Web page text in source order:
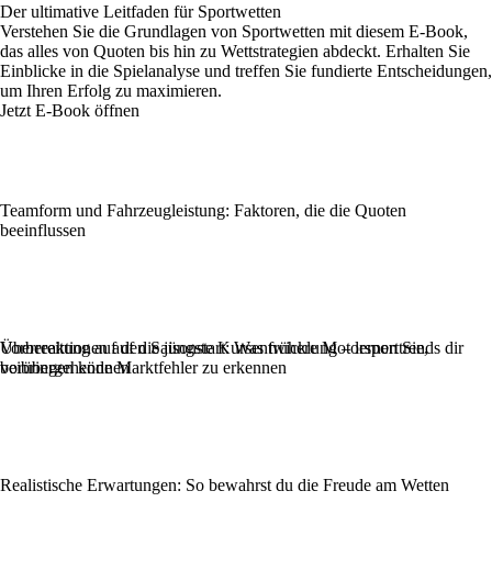
Der ultimative Leitfaden für Sportwetten
Verstehen Sie die Grundlagen von Sportwetten mit diesem E-Book,
das alles von Quoten bis hin zu Wettstrategien abdeckt. Erhalten Sie
Einblicke in die Spielanalyse und treffen Sie fundierte Entscheidungen,
um Ihren Erfolg zu maximieren.
Jetzt E-Book öffnen
Teamform und Fahrzeugleistung: Faktoren, die die Quoten
beeinflussen
Überreaktionen auf die jüngste Kursentwicklung – lernen Sie,
vorübergehende Marktfehler zu erkennen
Realistische Erwartungen: So bewahrst du die Freude am Wetten
Vorbereitung auf den Saisonstart: Was frühere Motorsporttrends dir
beibringen können